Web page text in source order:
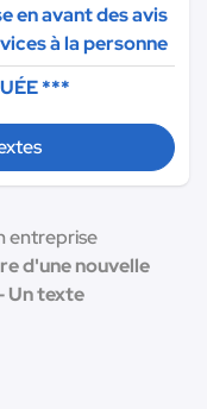
en avant des avis
à la personne
***
entreprise
d'une nouvelle
Un texte